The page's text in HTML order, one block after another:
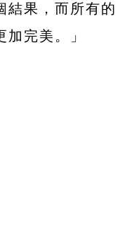
結果，而所有的
完美。」